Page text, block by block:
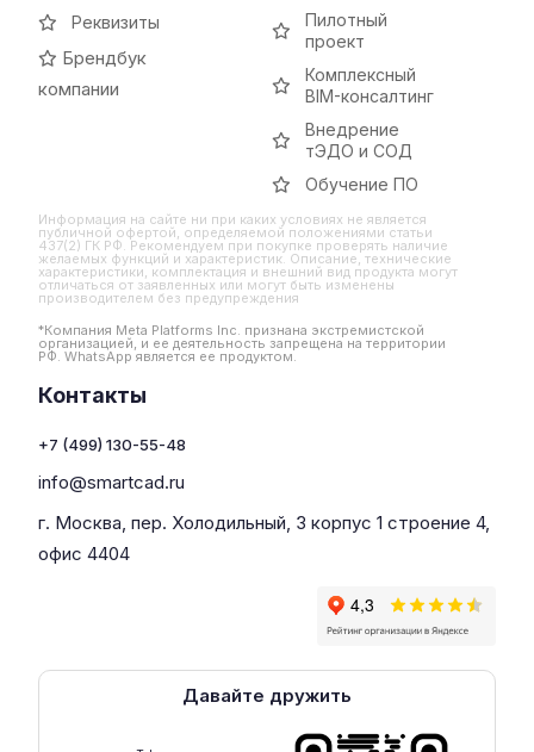
Реквизиты
Брендбук
компании
Пилотный
проект
Комплексный
BIM-консалтинг
Внедрение
тЭДО и СОД
Обучение ПО
Информация на сайте ни при каких условиях не является
публичной офертой, определяемой положениями статьи
437(2) ГК РФ. Рекомендуем при покупке проверять наличие
желаемых функций и характеристик. Описание, технические
характеристики, комплектация и внешний вид продукта могут
отличаться от заявленных или могут быть изменены
производителем без предупреждения
*Компания Meta Platforms Inc. признана экстремистской
организацией, и ее деятельность запрещена на территории
РФ. WhatsApp является ее продуктом.
Контакты
+7 (499) 130-55-48
info@smartcad.ru
г. Москва, пер. Холодильный, 3 корпус 1 строение 4,
офис 4404
Давайте дружить